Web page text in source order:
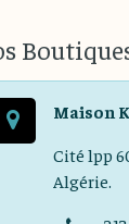
Maison
Cité lpp
Algérie.